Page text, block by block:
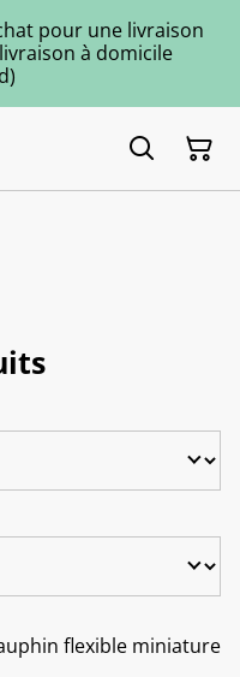
pour une livraison
à domicile
flexible miniature